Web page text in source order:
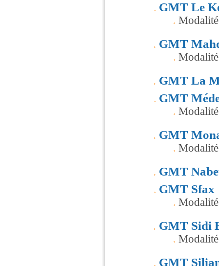
GMT Le
GMT
GMT La
GMT
GMT
GMT
GMT Sfax
GMT Sidi
GMT